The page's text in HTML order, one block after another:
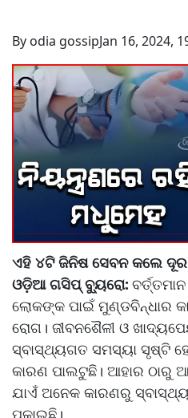
By odia gossipJan 16, 2024,
ଏହି ୪ଟି ଜିନିଷ ସେବନ କଲେ
ଓଡ଼ିଆ ଗସିପ୍ ବ୍ୟୁରୋ:
ଲୋକଙ୍କ ପାଇଁ ମୁଣ୍ଡବିନ୍ଧାର
ରୋଗ। ଜୀବନଶୈଳୀ ଓ
ସ୍ବାସ୍ଥ୍ୟଗତ ସମସ୍ୟା ସୃଷ୍ଟି
କାରଣ ପାଲଟୁଛି। ଆହାର
ଯାଏଁ ଅନେକ କାରଣରୁ
ପକାଇଛି।